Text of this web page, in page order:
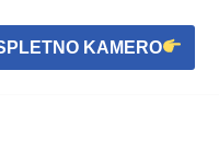
KAMERO